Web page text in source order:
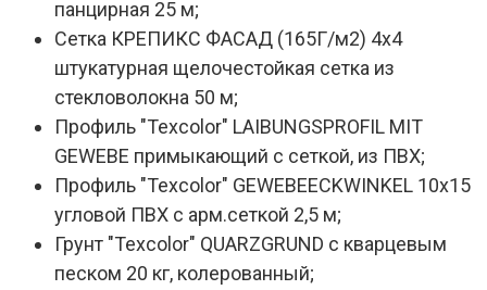
панцирная 25 м;
Сетка КРЕПИКС ФАСАД (165Г/м2) 4х4
штукатурная щелочестойкая сетка из
стекловолокна 50 м;
Профиль "Texcolor" LAIBUNGSPROFIL MIT
GEWEBE примыкающий с сеткой, из ПВХ;
Профиль "Texcolor" GEWEBEECKWINKEL 10х15
угловой ПВХ с арм.сеткой 2,5 м;
Грунт "Texcolor" QUARZGRUND с кварцевым
песком 20 кг, колерованный;